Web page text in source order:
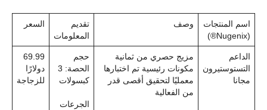
اسم المنتجات
(Nugenix®)
وصف
تقديم
المعلومات
السعر
الداعم
التستوستيرون
مجانا
مزيج حصري من ثمانية
مكونات رئيسية تم اختبارها
معمليًا لتحقيق أقصى قدر
من الفعالية
حجم
الحصة: 3
كبسولات
الجرعات
69.99
دولارًا
للزجاجة